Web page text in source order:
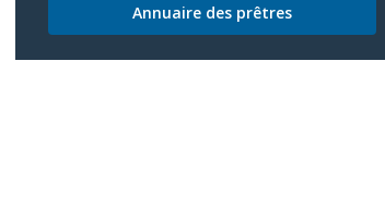
Annuaire des prêtres